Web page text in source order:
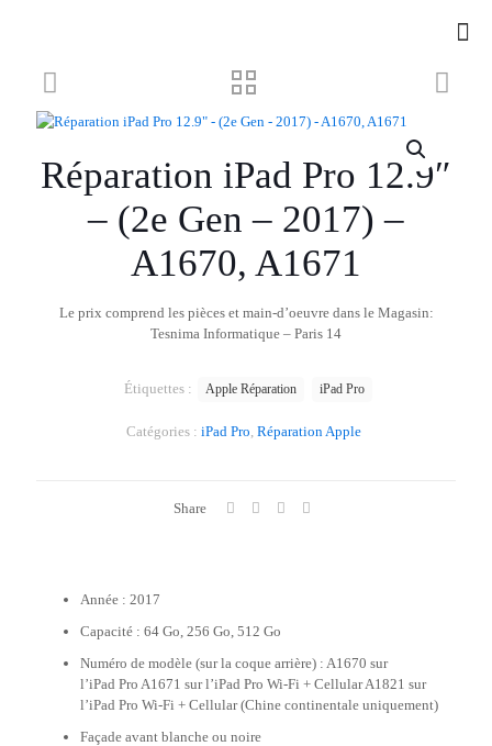
Réparation iPad Pro 12.9″
– (2e Gen – 2017) –
A1670, A1671
Le prix comprend les pièces et main-d’oeuvre dans le Magasin:
Tesnima Informatique – Paris 14
Catégories : iPad Pro, Réparation Apple
Étiquettes : Apple Réparation iPad Pro
Share
Année : 2017
Capacité : 64 Go, 256 Go, 512 Go
Numéro de modèle (sur la coque arrière) : A1670 sur
l’iPad Pro A1671 sur l’iPad Pro Wi-Fi + Cellular A1821 sur
l’iPad Pro Wi-Fi + Cellular (Chine continentale uniquement)
Façade avant blanche ou noire